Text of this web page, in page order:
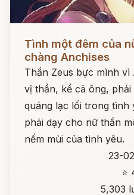
Tình một đêm của
chàng Anchises
Thần Zeus bực mình vì
vị thần, kể cả ông,
quáng lạc lối trong tình
phải dạy cho nữ thần
nếm mùi của tình yêu.
23-
⭐
5,303